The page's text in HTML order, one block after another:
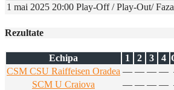
1 mai 2025 20:00 Play-Off / Play-Out/
Rezultate
Echipa 1 2 3 4
CSM CSU Raiffeisen Oradea — — — —
SCM U Craiova
— — — —